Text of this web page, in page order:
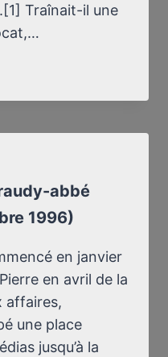
Traînait-il une
abbé
1996)
en janvier
en avril de la
affaires,
une place
jusqu’à la